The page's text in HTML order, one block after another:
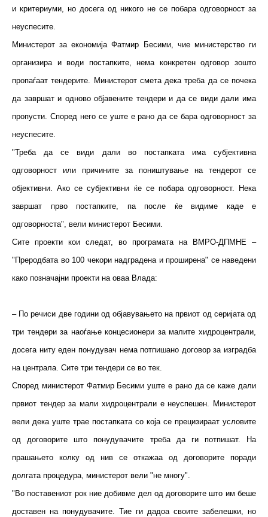
и критериуми, но досега од никого не се побара одговорност за
неуспесите.
Министерот за економија Фатмир Бесими, чие министерство ги
организира и води постапките, нема конкретен одговор зошто
пропаѓаат тендерите. Министерот смета дека треба да се почека
да завршат и одново објавените тендери и да се види дали има
пропусти. Според него се уште е рано да се бара одговорност за
неуспесите.
"Треба да се види дали во постапката има субјективна
одговорност или причините за поништување на тендерот се
објективни. Ако се субјективни ќе се побара одговорност. Нека
завршат прво постапките, па после ќе видиме каде е
одговорноста", вели министерот Бесими.
Сите проекти кои следат, во програмата на ВМРО-ДПМНЕ –
"Преродбата во 100 чекори надградена и проширена" се наведени
како позначајни проекти на оваа Влада:
– По речиси две години од објавувањето на првиот од серијата од
три тендери за наоѓање концесионери за малите хидроцентрали,
досега ниту еден понудувач нема потпишано договор за изградба
на централа. Сите три тендери се во тек.
Според министерот Фатмир Бесими уште е рано да се каже дали
првиот тендер за мали хидроцентрали е неуспешен. Министерот
вели дека уште трае постапката со која се прецизираат условите
од договорите што понудувачите треба да ги потпишат. На
прашањето колку од нив се откажаа од договорите поради
долгата процедура, министерот вели "не многу".
"Во поставениот рок ние добивме дел од договорите што им беше
доставен на понудувачите. Тие ги дадоа своите забелешки, но